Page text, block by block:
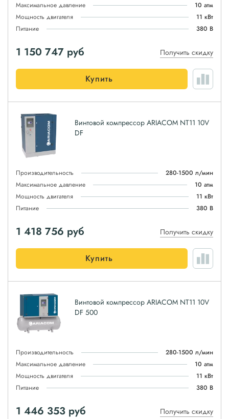
Максимальное давление
10 атм
Мощность двигателя
11 кВт
Питание
380 В
1 150 747 руб Получить скидку
Купить
Винтовой компрессор ARIACOM NT11 10V
DF
Производительность
280-1500 л/мин
Максимальное давление
10 атм
Мощность двигателя
11 кВт
Питание
380 В
1 418 756 руб Получить скидку
Купить
Винтовой компрессор ARIACOM NT11 10V
DF 500
Производительность
280-1500 л/мин
Максимальное давление
10 атм
Мощность двигателя
11 кВт
Питание
380 В
1 446 353 руб Получить скидку